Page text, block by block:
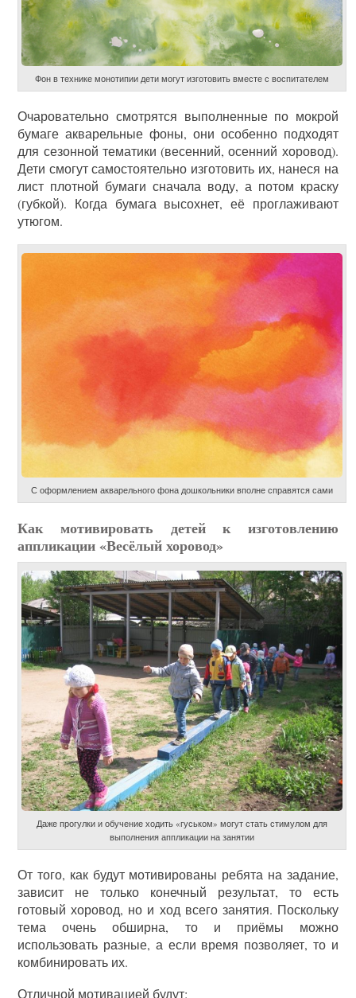
Фон в технике монотипии дети могут изготовить вместе с воспитателем
Очаровательно смотрятся выполненные по мокрой
бумаге акварельные фоны, они особенно подходят
для сезонной тематики (весенний, осенний хоровод).
Дети смогут самостоятельно изготовить их, нанеся на
лист плотной бумаги сначала воду, а потом краску
(губкой). Когда бумага высохнет, её проглаживают
утюгом.
С оформлением акварельного фона дошкольники вполне справятся сами
Как мотивировать детей к изготовлению
аппликации «Весёлый хоровод»
Даже прогулки и обучение ходить «гуськом» могут стать стимулом для
выполнения аппликации на занятии
От того, как будут мотивированы ребята на задание,
зависит не только конечный результат, то есть
готовый хоровод, но и ход всего занятия. Поскольку
тема очень обширна, то и приёмы можно
использовать разные, а если время позволяет, то и
комбинировать их.
Отличной мотивацией будут: